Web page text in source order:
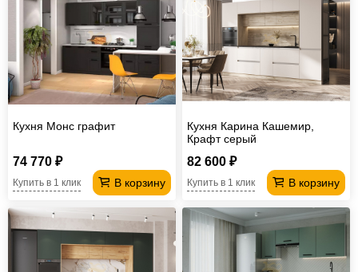
Кухня Монс графит
74 770 ₽
В корзину
Купить в 1 клик
Кухня Карина Кашемир,
Крафт серый
82 600 ₽
В корзину
Купить в 1 клик